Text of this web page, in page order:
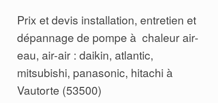
Prix et devis installation, entretien et
dépannage de pompe à chaleur air-
eau, air-air : daikin, atlantic,
mitsubishi, panasonic, hitachi à
Vautorte (53500)